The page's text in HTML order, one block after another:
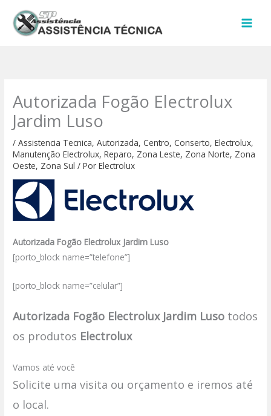
para
Autorizada Fogão Electrolux
Jardim Luso
/Assistencia Tecnica,Autorizada,Centro,Conserto,Electrolux,
Manutenção Electrolux,Reparo, Zona Leste, Zona Norte, Zona
Oeste, Zona Sul / PorElectrolux
Autorizada Fogão Electrolux Jardim Luso
[porto_block name=”telefone”]
[porto_block name=”celular”]
Autorizada Fogão Electrolux Jardim Luso todos
os produtos Electrolux
Vamos até você
Solicite uma visita ou orçamento e iremos até
o local.